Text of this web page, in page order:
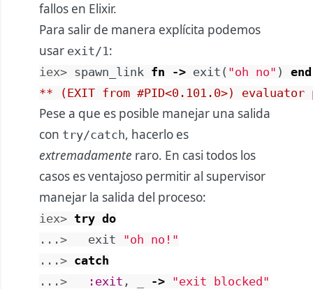
fallos en Elixir.
Para salir de manera explícita podemos
usar exit/1:
iex> spawn_link fn -> exit ( "oh no" )
end
** (EXIT from #PID<0.101.0>)
Pese a que es posible manejar una salida
con try/catch, hacerlo es
extremadamente raro. En casi todos los
casos es ventajoso permitir al supervisor
manejar la salida del proceso:
iex> try do
...>
exit
"oh no!"
...> catch
...>
:exit , -> "exit blocked"